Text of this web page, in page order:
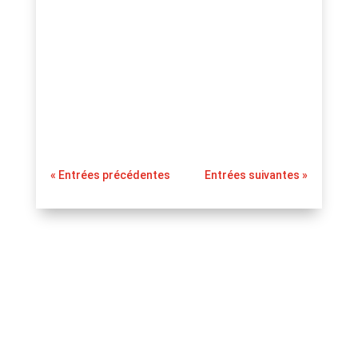
« Entrées précédentes Entrées suivantes »